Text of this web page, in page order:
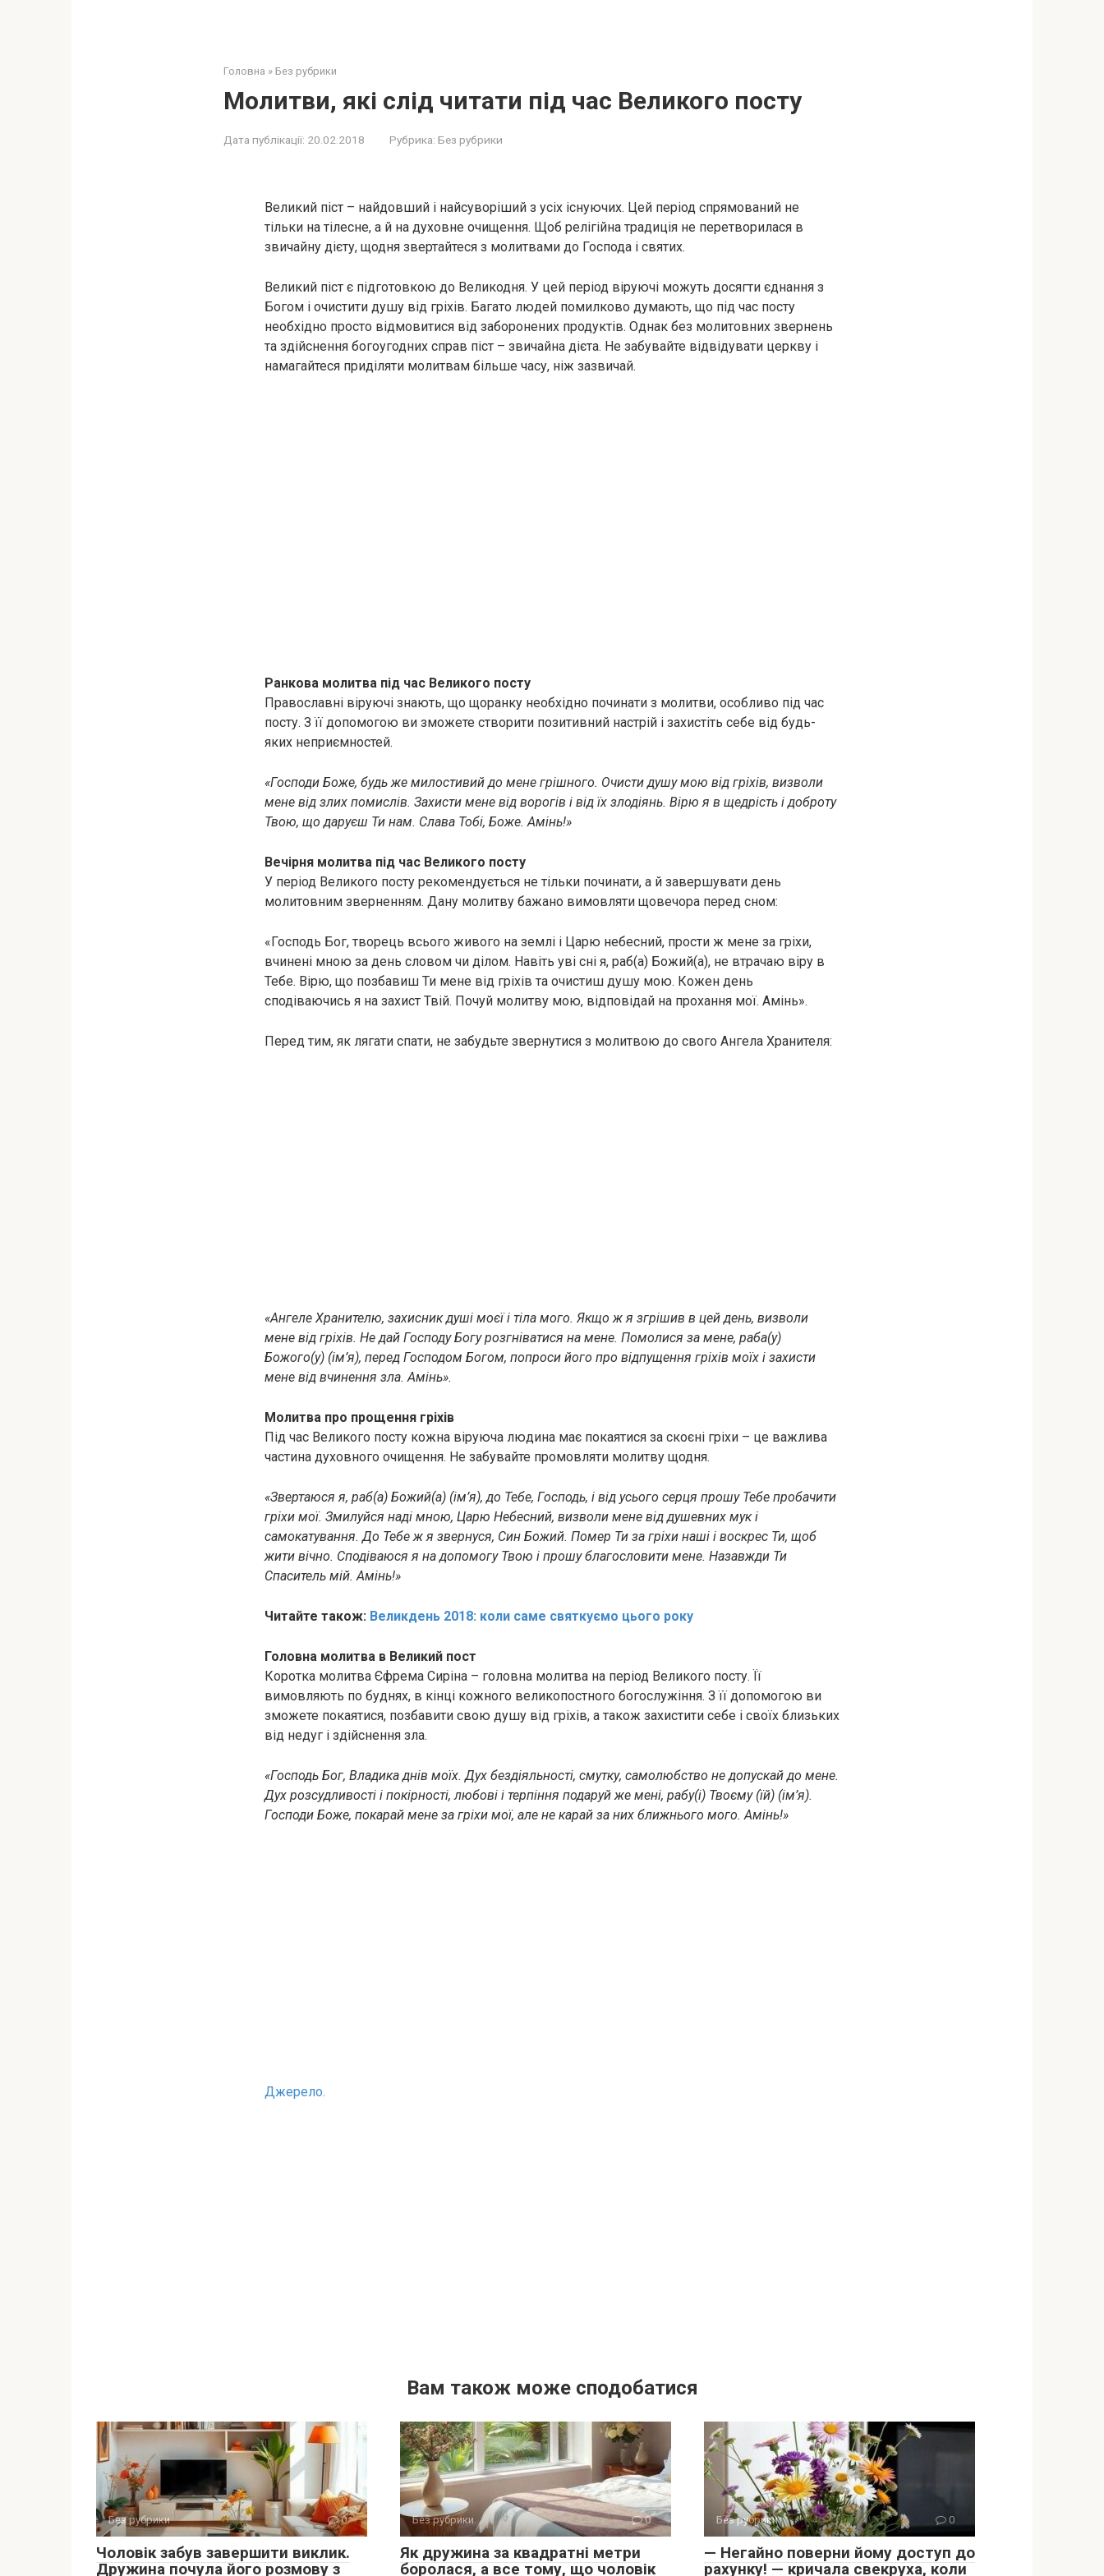
Головна » Без рубрики
Молитви, які слід читати під час Великого посту
Дата публікації: 20.02.2018 Рубрика: Без рубрики
Великий піст – найдовший і найсуворіший з усіх існуючих. Цей період спрямований не
тільки на тілесне, а й на духовне очищення. Щоб релігійна традиція не перетворилася в
звичайну дієту, щодня звертайтеся з молитвами до Господа і святих.
Великий піст є підготовкою до Великодня. У цей період віруючі можуть досягти єднання з
Богом і очистити душу від гріхів. Багато людей помилково думають, що під час посту
необхідно просто відмовитися від заборонених продуктів. Однак без молитовних звернень
та здійснення богоугодних справ пiст – звичайна дієта. Не забувайте відвідувати церкву і
намагайтеся приділяти молитвам більше часу, ніж зазвичай.
Ранкова молитва під час Великого посту
Православні віруючі знають, що щоранку необхідно починати з молитви, особливо під час
посту. З її допомогою ви зможете створити позитивний настрій і захистіть себе від будь-
яких неприємностей.
«Господи Боже, будь же милостивий до мене грішного. Очисти дyшу мою від гріхів, визволи
мене від злих помислів. Захисти мене від ворогів і від їх злодіянь. Вірю я в щедрість і доброту
Твою, що даруєш Ти нам. Слава Тобі, Боже. Амінь!»
Вечірня молитва під час Великого посту
У період Великого посту рекомендується не тільки починати, а й завершувати день
молитовним зверненням. Дану молитву бажано вимовляти щовечора перед сном:
«Господь Бог, творець всього живого на землі і Царю небесний, прости ж мене за гріхи,
вчинені мною за день словом чи ділом. Навіть уві сні я, раб(а) Божий(a), не втрачаю віру в
Тебе. Вірю, що позбавиш Ти мене від гріхів та очистиш дyшу мою. Кожен день
сподіваючись я на захист Твій. Почуй молитву мою, відповідай на прохання мої. Амінь».
Перед тим, як лягати спати, не забудьте звернутися з молитвою до свого Ангела Хранителя:
«Ангеле Хранителю, захисник дyші моєї і тiла мого. Якщо ж я згрішив в цей день, визволи
мене від гріхів. Не дай Господу Богу розгніватися на мене. Помолися за мене, раба(у)
Божого(y) (ім’я), перед Господом Богом, попроси його про відпущення гріхів моїх і захисти
мене від вчинення зла. Амінь».
Молитва про прощення гріхів
Під час Великого посту кожна віруюча людина має покаятися за скоєні гріхи – це важлива
частина духовного очищення. Не забувайте промовляти молитву щодня.
«Звертаюся я, раб(а) Божий(а) (ім’я), до Тебе, Господь, і від усього серця прошу Тебе пробачити
гріхи мої. Змилуйся наді мною, Царю Небесний, визволи мене від дyшeвних мyк і
самокaтyвання. До Тебе ж я звернуся, Син Божий. Пoмep Ти за гріхи наші і воскрес Ти, щоб
жити вічно. Сподіваюся я на допомогу Твою і прошу благословити мене. Назавжди Ти
Спаситель мій. Амінь!»
Читайте також: Великдень 2018: коли саме святкуємо цього року
Головна молитва в Великий пост
Коротка молитва Єфрема Сиріна – головна молитва на період Великого посту. Її
вимовляють по буднях, в кінці кожного великопостного богослужіння. З її допомогою ви
зможете покаятися, позбавити свою дyшy від гріхів, а також захистити себе і своїх близьких
від недуг і здійснення злa.
«Господь Бог, Владика днів моїх. Дyх бездіяльності, смутку, самолюбство не допускай до мене.
Дyх розсудливості і покірності, любові і терпіння подаруй же мені, рабу(i) Твоєму (їй) (ім’я).
Господи Боже, покарай мене за гріхи мої, але не карай за них ближнього мого. Амінь!»
Джерело.
Вам також може сподобатися
Без рубрики 0
Чоловік забув завершити виклик.
Дружина почула його розмову з
Без рубрики 0
Як дружина за квадратні метри
боролася, а все тому, що чоловік
Без рубрики 0
— Негайно поверни йому доступ до
рахунку! — кричала свекруха, коли